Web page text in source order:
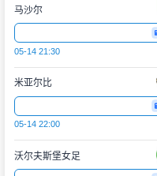
马沙尔
05-14 21:30
米亚尔比
05-14 22:00
沃尔夫斯堡女足